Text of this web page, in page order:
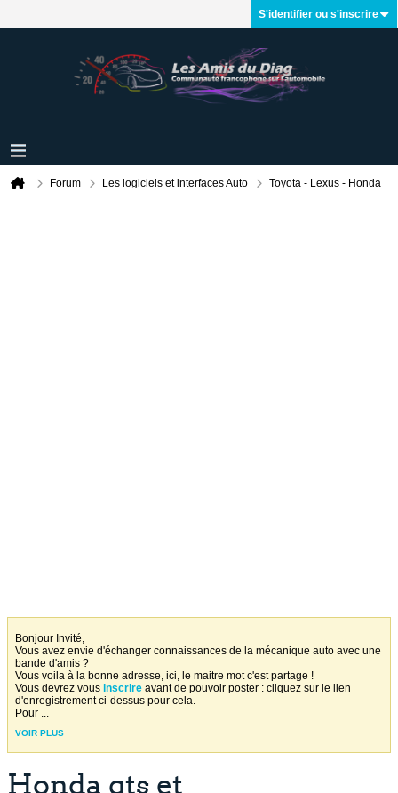
S'identifier ou s'inscrire
Forum Les logiciels et interfaces Auto Toyota - Lexus - Honda
Bonjour Invité,
Vous avez envie d'échanger connaissances de la mécanique auto avec une
bande d'amis ?
Vous voila à la bonne adresse, ici, le maitre mot c'est partage !
Vous devrez vous inscrire avant de pouvoir poster : cliquez sur le lien
d'enregistrement ci-dessus pour cela.
Pour ...
VOIR PLUS
Honda gts et